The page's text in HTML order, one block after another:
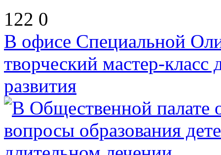
122 0
В офисе Специальной
творческий мастер-
развития